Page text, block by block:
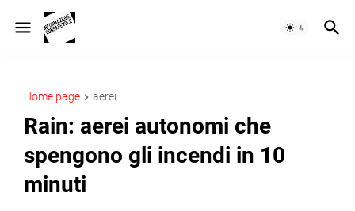
Home page aerei
Rain: aerei autonomi che
spengono gli incendi in 10
minuti